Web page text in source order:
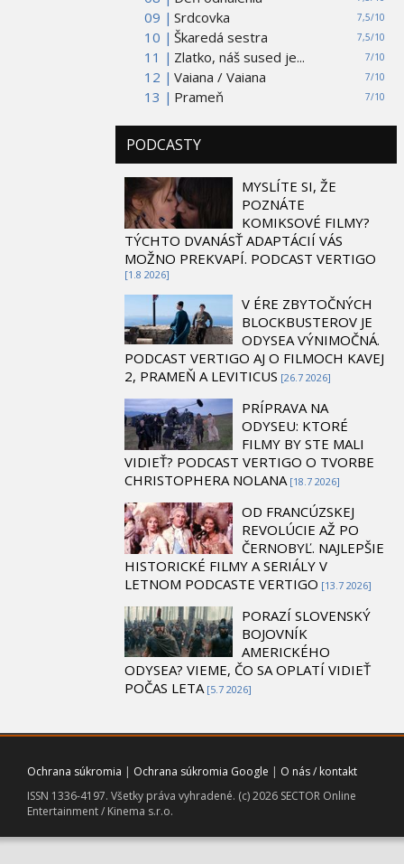
09 |
7,5/10
Srdcovka
10 |
7,5/10
Škaredá sestra
11 |
7/10
Zlatko, náš sused je...
12 |
7/10
Vaiana / Vaiana
13 |
7/10
Prameň
PODCASTY
MYSLÍTE SI, ŽE
POZNÁTE
KOMIKSOVÉ FILMY?
TÝCHTO DVANÁSŤ ADAPTÁCIÍ VÁS
MOŽNO PREKVAPÍ. PODCAST VERTIGO
[1.8 2026]
V ÉRE ZBYTOČNÝCH
BLOCKBUSTEROV JE
ODYSEA VÝNIMOČNÁ.
PODCAST VERTIGO AJ O FILMOCH KAVEJ
2, PRAMEŇ A LEVITICUS [26.7 2026]
PRÍPRAVA NA
ODYSEU: KTORÉ
FILMY BY STE MALI
VIDIEŤ? PODCAST VERTIGO O TVORBE
CHRISTOPHERA NOLANA [18.7 2026]
OD FRANCÚZSKEJ
REVOLÚCIE AŽ PO
ČERNOBYĽ. NAJLEPŠIE
HISTORICKÉ FILMY A SERIÁLY V
LETNOM PODCASTE VERTIGO [13.7 2026]
PORAZÍ SLOVENSKÝ
BOJOVNÍK
AMERICKÉHO
ODYSEA? VIEME, ČO SA OPLATÍ VIDIEŤ
POČAS LETA [5.7 2026]
Ochrana súkromia | Ochrana súkromia Google | O nás / kontakt
ISSN 1336-4197. Všetky práva vyhradené. (c) 2026 SECTOR Online
Entertainment / Kinema s.r.o.